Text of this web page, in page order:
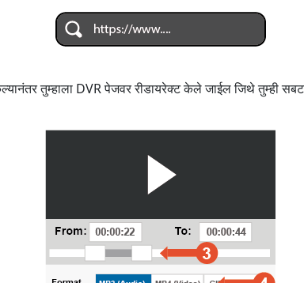
तुम्हाला DVR पेजवर रीडायरेक्ट केले जाईल जिथे तुम्ही